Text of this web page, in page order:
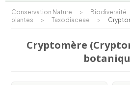
Conservation Nature > Biodiversité
plantes
> Taxodiaceae >
Cryptomère